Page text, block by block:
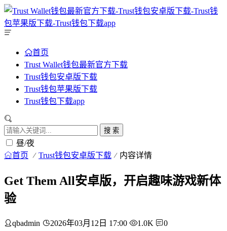
首页
Trust Wallet钱包最新官方下载
Trust钱包安卓版下载
Trust钱包苹果版下载
Trust钱包下载app
搜 索
昼/夜
首页 Trust钱包安卓版下载 内容详情
Get Them All安卓版，开启趣味游戏新体
验
qbadmin 2026年03月12日 17:00 1.0K 0